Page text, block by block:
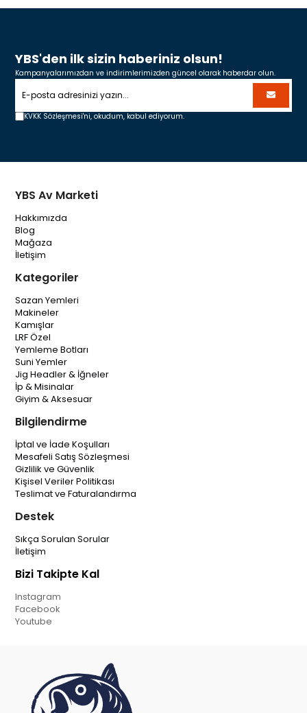
YBS'den ilk sizin haberiniz olsun!
Kampanyalarımızdan ve indirimlerimizden güncel olarak haberdar olun.
KVKK Sözleşmesi'ni, okudum, kabul ediyorum.
YBS Av Marketi
Hakkımızda
Blog
Mağaza
İletişim
Kategoriler
Sazan Yemleri
Makineler
Kamışlar
LRF Özel
Yemleme Botları
Suni Yemler
Jig Headler & İğneler
İp & Misinalar
Giyim & Aksesuar
Bilgilendirme
İptal ve İade Koşulları
Mesafeli Satış Sözleşmesi
Gizlilik ve Güvenlik
Kişisel Veriler Politikası
Teslimat ve Faturalandırma
Destek
Sıkça Sorulan Sorular
İletişim
Bizi Takipte Kal
Instagram
Facebook
Youtube